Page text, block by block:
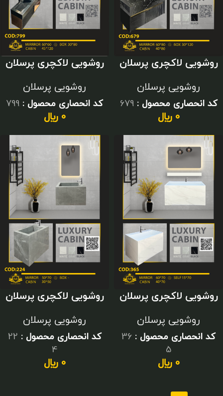
روشویی لاکچری پرسلان
روشویی پرسلان
کد انحصاری محصول :679
0 ﷼
روشویی لاکچری پرسلان
روشویی پرسلان
کد انحصاری محصول : 799
0 ﷼
روشویی لاکچری پرسلان
روشویی پرسلان
کد انحصاری محصول : 36
5
0 ﷼
روشویی لاکچری پرسلان
روشویی پرسلان
کد انحصاری محصول : 22
4
0 ﷼